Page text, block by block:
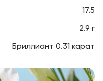
17.5
2.9 г
Бриллиант 0.31 карат